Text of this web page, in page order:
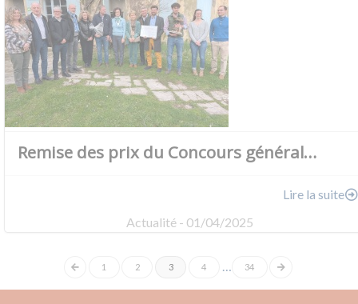
Remise des prix du Concours général…
Lire la suite
Actualité - 01/04/2025
1 2 3 4 34